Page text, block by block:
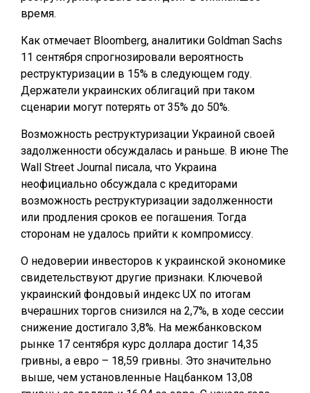
время.
Как отмечает Bloomberg, аналитики Goldman Sachs
11 сентября спрогнозировали вероятность
реструктуризации в 15% в следующем году.
Держатели украинских облигаций при таком
сценарии могут потерять от 35% до 50%.
Возможность реструктуризации Украиной своей
задолженности обсуждалась и раньше. В июне The
Wall Street Journal писала, что Украина
неофициально обсуждала с кредиторами
возможность реструктуризации задолженности
или продления сроков ее погашения. Тогда
сторонам не удалось прийти к компромиссу.
О недоверии инвесторов к украинской экономике
свидетельствуют другие признаки. Ключевой
украинский фондовый индекс UX по итогам
вчерашних торгов снизился на 2,7%, в ходе сессии
снижение достигало 3,8%. На межбанковском
рынке 17 сентября курс доллара достиг 14,35
гривны, а евро – 18,59 гривны. Это значительно
выше, чем установленные Нацбанком 13,08